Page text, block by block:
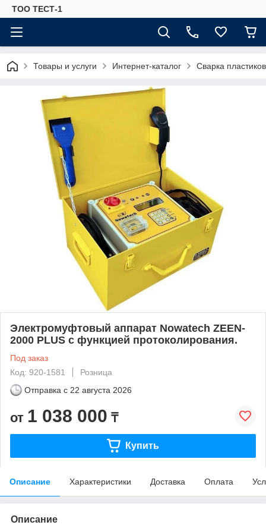
ТОО ТЕСТ-1
Товары и услуги Интернет-каталог Сварка
Электромуфтовый аппарат Nowatech ZEEN-
2000 PLUS с функцией протоколирования.
Под заказ
Код: 920-1581
Розница
Отправка с 22 августа 2026
от 1 038 000 ₸
Купить
Описание Характеристики Доставка Оплата
Описание